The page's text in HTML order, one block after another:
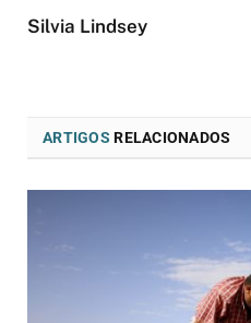
Silvia Lindsey
ARTIGOS RELACIONADOS